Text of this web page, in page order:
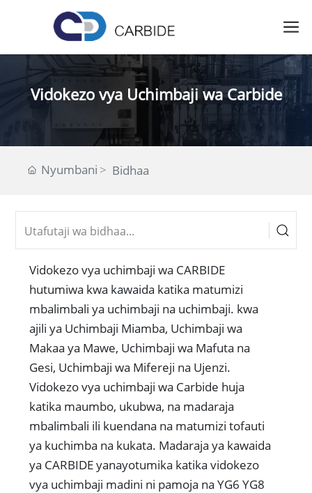
Vidokezo vya Uchimbaji wa Carbide
Nyumbani Bidhaa
Vidokezo vya uchimbaji wa CARBIDE
hutumiwa kwa kawaida katika matumizi
mbalimbali ya uchimbaji na uchimbaji. kwa
ajili ya Uchimbaji Miamba, Uchimbaji wa
Makaa ya Mawe, Uchimbaji wa Mafuta na
Gesi, Uchimbaji wa Mifereji na Ujenzi.
Vidokezo vya uchimbaji wa Carbide huja
katika maumbo, ukubwa, na madaraja
mbalimbali ili kuendana na matumizi tofauti
ya kuchimba na kukata. Madaraja ya kawaida
ya CARBIDE yanayotumika katika vidokezo
vya uchimbaji madini ni pamoja na YG6 YG8